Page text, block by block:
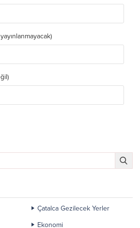
Çatalca Gezilecek Yerler
Ekonomi